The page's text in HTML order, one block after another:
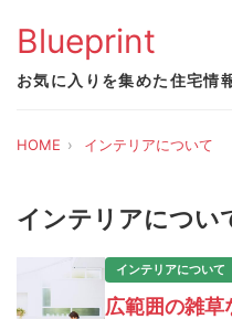
Blueprint
お気に入りを集めた住宅情
HOME インテリアについて
インテリアについ
インテリアについて
広範囲の雑